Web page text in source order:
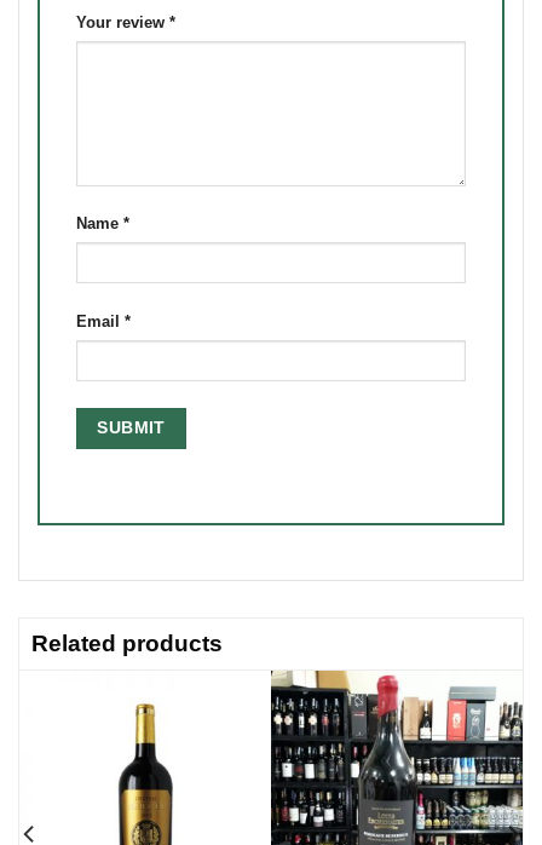
Your review *
Name *
Email *
Related products